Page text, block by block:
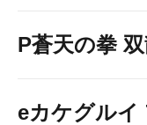
P蒼天の拳
eカケグルイ